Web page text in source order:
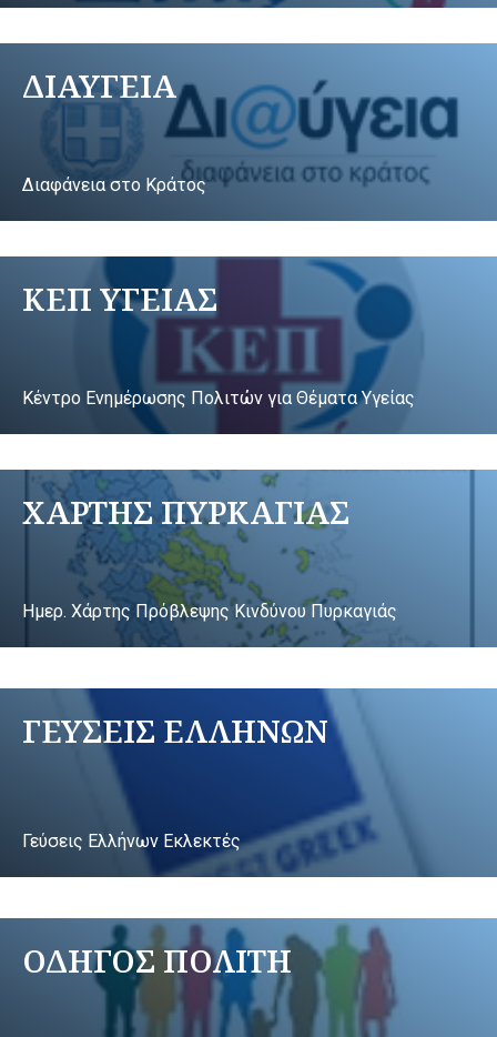
ΔΙΑΥΓΕΙΑ
Διαφάνεια στο Κράτος
ΚΕΠ ΥΓΕΙΑΣ
Κέντρο Ενημέρωσης Πολιτών για Θέματα Υγείας
ΧΑΡΤΗΣ ΠΥΡΚΑΓΙΑΣ
Ημερ. Χάρτης Πρόβλεψης Κινδύνου Πυρκαγιάς
ΓΕΥΣΕΙΣ ΕΛΛΗΝΩΝ
Γεύσεις Ελλήνων Εκλεκτές
ΟΔΗΓΟΣ ΠΟΛΙΤΗ